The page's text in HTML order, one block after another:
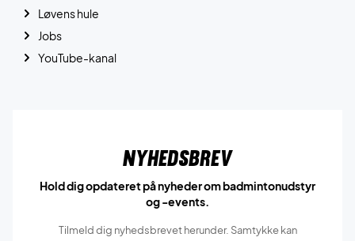
Løvens hule
Jobs
YouTube-kanal
Nyhedsbrev
Hold dig opdateret på nyheder om badmintonudstyr
og -events.
Tilmeld dig nyhedsbrevet herunder. Samtykke kan